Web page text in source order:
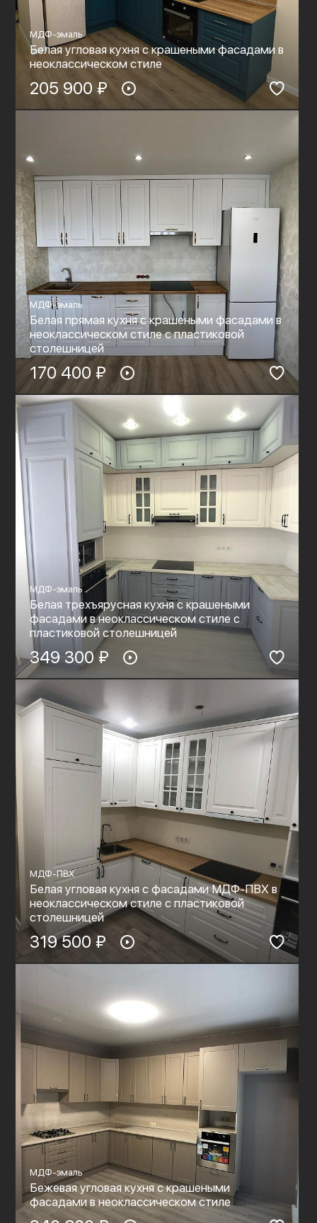
МДФ-эмаль
Белая угловая кухня с крашеными фасадами в
неоклассическом стиле
205 900 ₽
МДФ-эмаль
Белая прямая кухня с крашеными фасадами в
неоклассическом стиле с пластиковой
столешницей
170 400 ₽
МДФ-эмаль
Белая трехъярусная кухня с крашеными
фасадами в неоклассическом стиле с
пластиковой столешницей
349 300 ₽
МДФ-ПВХ
Белая угловая кухня с фасадами МДФ-ПВХ в
неоклассическом стиле с пластиковой
столешницей
319 500 ₽
МДФ-эмаль
Бежевая угловая кухня с крашеными
фасадами в неоклассическом стиле